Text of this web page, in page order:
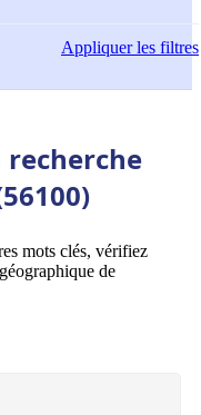
Appliquerles filtres
mots clés, vérifiez
de